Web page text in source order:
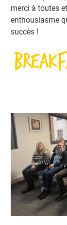
merci à toutes
enthousiasme
succès !